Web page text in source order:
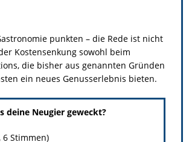
punkten – die Rede ist nicht
Kostensenkung sowohl beim
die bisher aus genannten Gründen
ein neues Genusserlebnis bieten.
deine Neugier geweckt?
6 Stimmen)